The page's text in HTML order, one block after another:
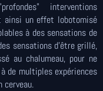
interventions
ainsi un effet lobotomisé
à des sensations de
sensations d'être grillé,
au chalumeau, pour ne
de multiples expériences